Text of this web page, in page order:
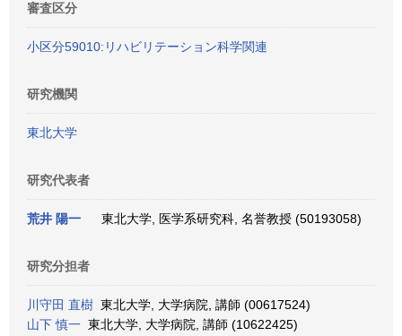
審査区分
小区分59010:リハビリテーション科学関連
研究機関
東北大学
研究代表者
荒井 陽一 東北大学, 医学系研究科, 名誉教授 (50193058)
研究分担者
川守田 直樹 東北大学, 大学病院, 講師 (00617524)
山下 慎一 東北大学, 大学病院, 講師 (10622425)